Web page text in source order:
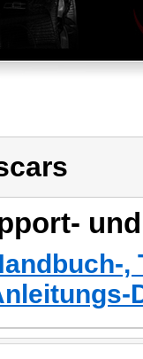
,